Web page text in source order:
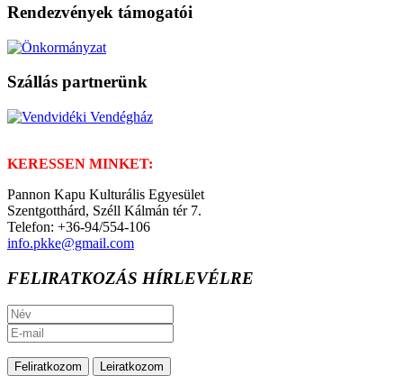
Rendezvények támogatói
Szállás partnerünk
KERESSEN MINKET:
Pannon Kapu Kulturális Egyesület
Szentgotthárd, Széll Kálmán tér 7.
Telefon: +36-94/554-106
info.pkke@gmail.com
FELIRATKOZÁS HÍRLEVÉLRE